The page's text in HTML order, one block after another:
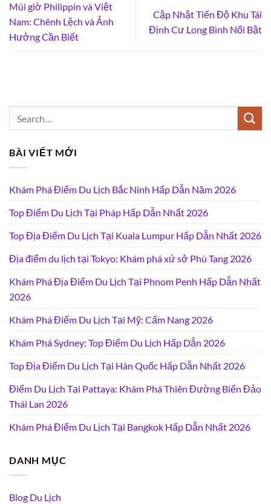
Múi giờ Philippin và Việt
Nam: Chênh Lệch và Ảnh
Hưởng Cần Biết
Cập Nhật Tiến Độ Khu Tái
Định Cư Long Bình Nổi Bật
BÀI VIẾT MỚI
Khám Phá Điểm Du Lịch Bắc Ninh Hấp Dẫn Năm 2026
Top Điểm Du Lịch Tại Pháp Hấp Dẫn Nhất 2026
Top Địa Điểm Du Lịch Tại Kuala Lumpur Hấp Dẫn Nhất 2026
Địa điểm du lịch tại Tokyo: Khám phá xứ sở Phù Tang 2026
Khám Phá Địa Điểm Du Lịch Tại Phnom Penh Hấp Dẫn Nhất
2026
Khám Phá Điểm Du Lịch Tại Mỹ: Cẩm Nang 2026
Khám Phá Sydney: Top Điểm Du Lịch Hấp Dẫn 2026
Top Địa Điểm Du Lịch Tại Hàn Quốc Hấp Dẫn Nhất 2026
Điểm Du Lịch Tại Pattaya: Khám Phá Thiên Đường Biển Đảo
Thái Lan 2026
Khám Phá Điểm Du Lịch Tại Bangkok Hấp Dẫn Nhất 2026
DANH MỤC
Blog Du Lịch